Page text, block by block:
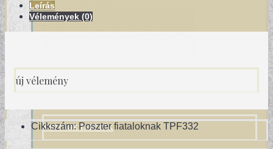
VINTAGE TAPÉTÁK
Leírás
Vélemények (0)
új vélemény
Cikkszám: Poszter fiataloknak TPF332